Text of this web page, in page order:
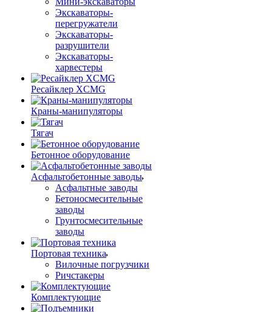
Экскаваторы-
перегружатели
Экскаваторы-
разрушители
Экскаваторы-
харвестеры
Ресайклер XCMG
Краны-манипуляторы
Тягач
Бетонное оборудование
Асфальтобетонные заводы
Асфальтные заводы
Бетоносмесительные
заводы
Грунтосмесительные
заводы
Портовая техника
Вилочные погрузчики
Ричстакеры
Комплектующие